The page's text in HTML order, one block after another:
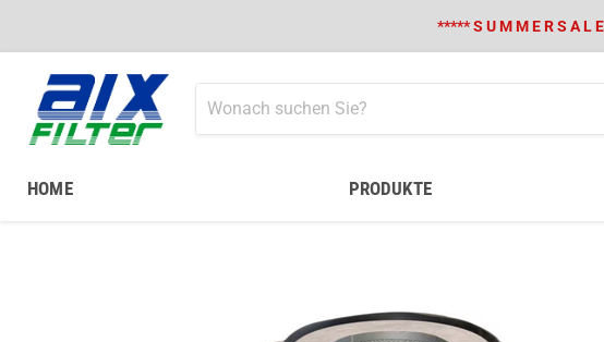
***** S U M M E R S A
HOME PRODUKTE